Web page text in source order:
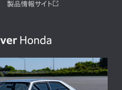
製品情報サイト